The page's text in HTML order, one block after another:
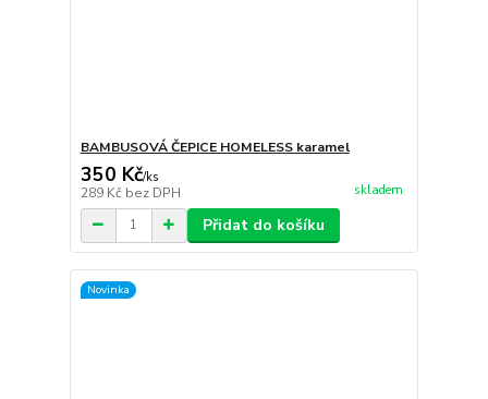
BAMBUSOVÁ ČEPICE HOMELESS karamel
350 Kč/ks
289 Kč bez DPH skladem
Přidat do košíku
Novinka